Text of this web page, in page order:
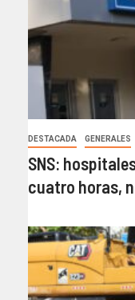
DESTACADA GENERALES
SNS:
cuatro horas,